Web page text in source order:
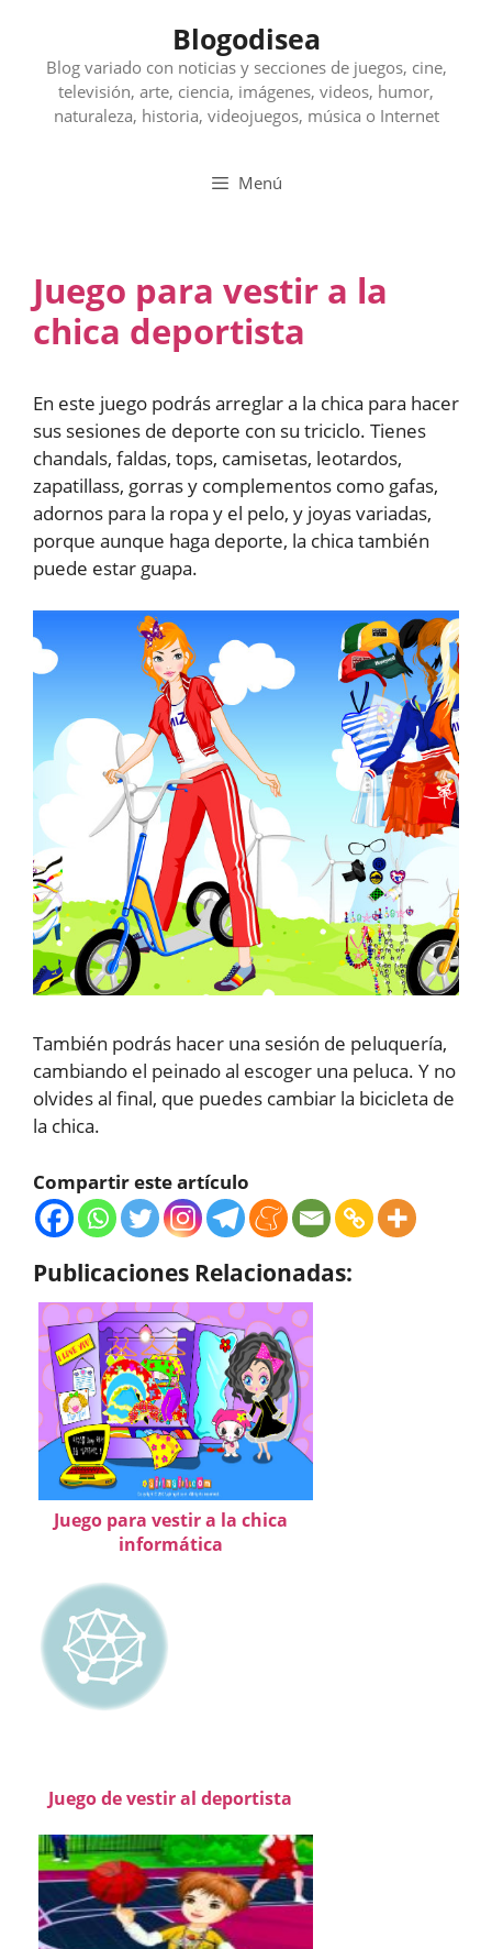
contenido
Blogodisea
Blog variado con noticias y secciones de juegos, cine,
televisión, arte, ciencia, imágenes, videos, humor,
naturaleza, historia, videojuegos, música o Internet
Menú
Juego para vestir a la
chica deportista
En este juego podrás arreglar a la chica para hacer
sus sesiones de deporte con su triciclo. Tienes
chandals, faldas, tops, camisetas, leotardos,
zapatillass, gorras y complementos como gafas,
adornos para la ropa y el pelo, y joyas variadas,
porque aunque haga deporte, la chica también
puede estar guapa.
También podrás hacer una sesión de peluquería,
cambiando el peinado al escoger una peluca. Y no
olvides al final, que puedes cambiar la bicicleta de
la chica.
Compartir este artículo
Publicaciones Relacionadas:
Juego para vestir a la chica
informática
Juego de vestir al deportista